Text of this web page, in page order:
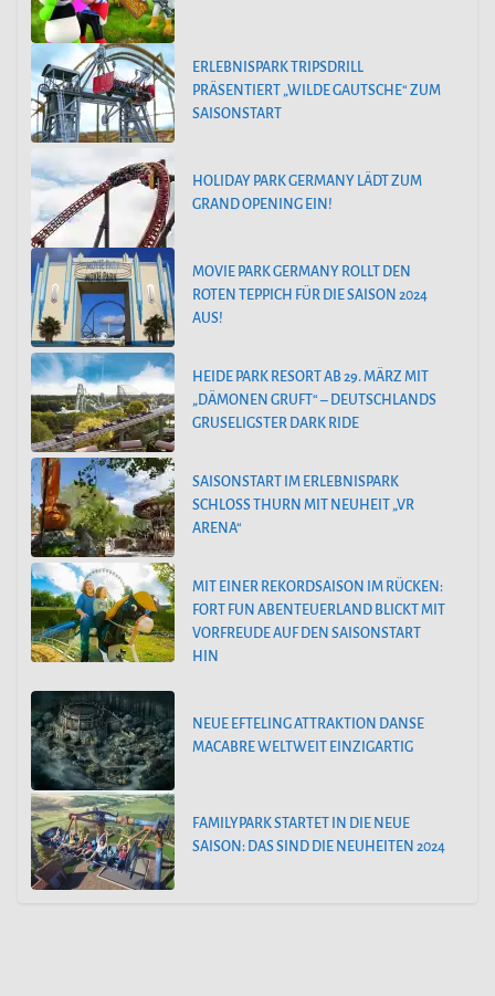
ERLEBNISPARK TRIPSDRILL
PRÄSENTIERT „WILDE GAUTSCHE“ ZUM
SAISONSTART
HOLIDAY PARK GERMANY LÄDT ZUM
GRAND OPENING EIN!
MOVIE PARK GERMANY ROLLT DEN
ROTEN TEPPICH FÜR DIE SAISON 2024
AUS!
HEIDE PARK RESORT AB 29. MÄRZ MIT
„DÄMONEN GRUFT“ – DEUTSCHLANDS
GRUSELIGSTER DARK RIDE
SAISONSTART IM ERLEBNISPARK
SCHLOSS THURN MIT NEUHEIT „VR
ARENA“
MIT EINER REKORDSAISON IM RÜCKEN:
FORT FUN ABENTEUERLAND BLICKT MIT
VORFREUDE AUF DEN SAISONSTART
HIN
NEUE EFTELING ATTRAKTION DANSE
MACABRE WELTWEIT EINZIGARTIG
FAMILYPARK STARTET IN DIE NEUE
SAISON: DAS SIND DIE NEUHEITEN 2024